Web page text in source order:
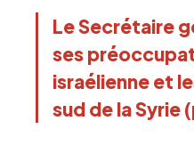
Le Secrétaire
ses
israélienne et
sud de la Syrie